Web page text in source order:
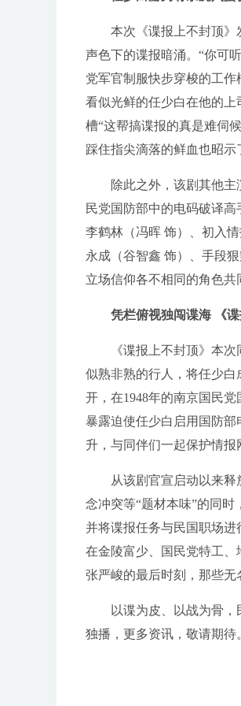
本次《谍报上不封顶》
声色下的谍报暗涌。“你可
党军官制服快步穿梭的工
看似光鲜的任少白在他的
槽“这帮搞谍报的真是难伺
踩住指尖滴落的鲜血也昭示
除此之外，该剧其他主
民党国防部中的电码破译
李鹤林（冯晖 饰）、初入
永成（谷智鑫 饰）、手段
立场信仰各不相同的角色共
凭栏俯视独闯谍海 《
《谍报上不封顶》本
似熟非熟的行人，将任少
开，在1948年的南京国民
暴露迫使任少白启用国防
升，与同伴们一起保护情报
从该剧官宣启动以来
念冲突等“题材本味”的同时
并将谍报任务与民国职场
在金陵富少、国民党特工
张严峻的最后时刻，那些无
以谍为皮、以战为骨
独播，更多资讯，敬请期待